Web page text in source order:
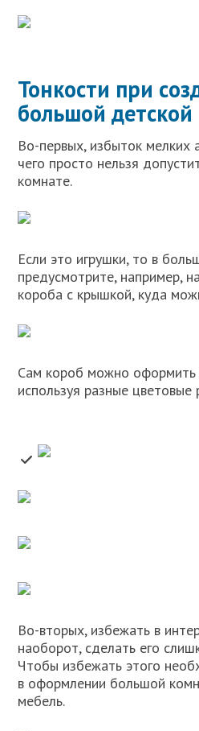
Тонкости при
большой
Во-первых, избыток мелких
чего просто нельзя
комнате.
Если это игрушки, то в
предусмотрите, например,
короба с крышкой, куда
Сам короб можно оформить
используя разные цветовые
Во-вторых, избежать в
наоборот, сделать его
Чтобы избежать этого
в оформлении большой
мебель.